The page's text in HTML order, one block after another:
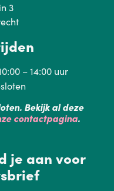
3
– 14:00 uur
Bekijk al deze
contactpagina.
je aan voor